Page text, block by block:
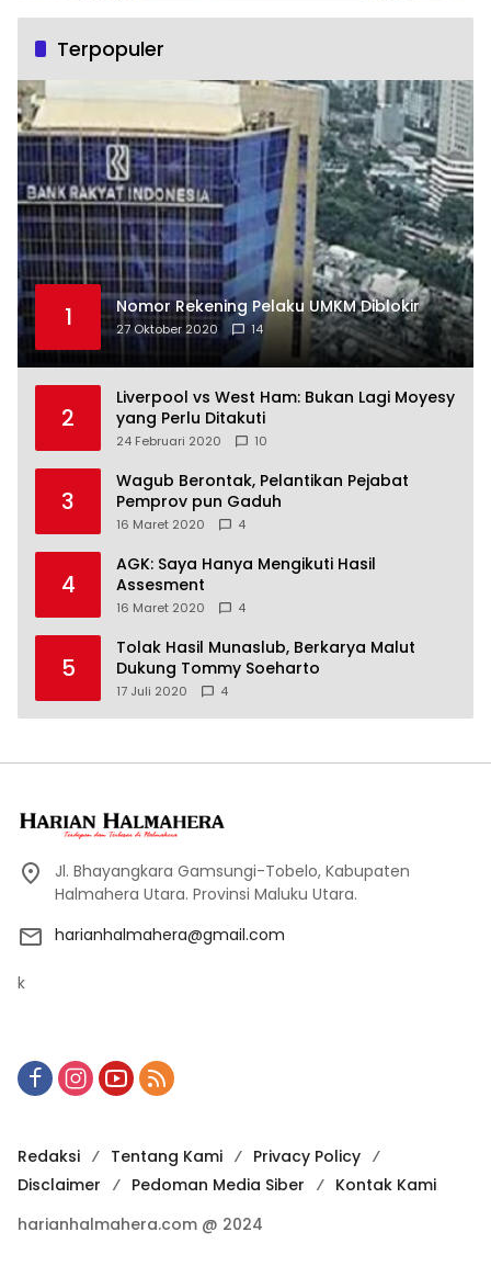
Terpopuler
1 Nomor Rekening Pelaku UMKM Diblokir
27 Oktober 2020 14
2
Liverpool vs West Ham: Bukan Lagi Moyesy
yang Perlu Ditakuti
24 Februari 2020 10
3
Wagub Berontak, Pelantikan Pejabat
Pemprov pun Gaduh
16 Maret 2020 4
4
AGK: Saya Hanya Mengikuti Hasil
Assesment
16 Maret 2020 4
5
Tolak Hasil Munaslub, Berkarya Malut
Dukung Tommy Soeharto
17 Juli 2020 4
Jl. Bhayangkara Gamsungi-Tobelo, Kabupaten
Halmahera Utara. Provinsi Maluku Utara.
harianhalmahera@gmail.com
k
Redaksi Tentang Kami
Privacy Policy
Disclaimer
Pedoman Media Siber
Kontak Kami
harianhalmahera.com @ 2024